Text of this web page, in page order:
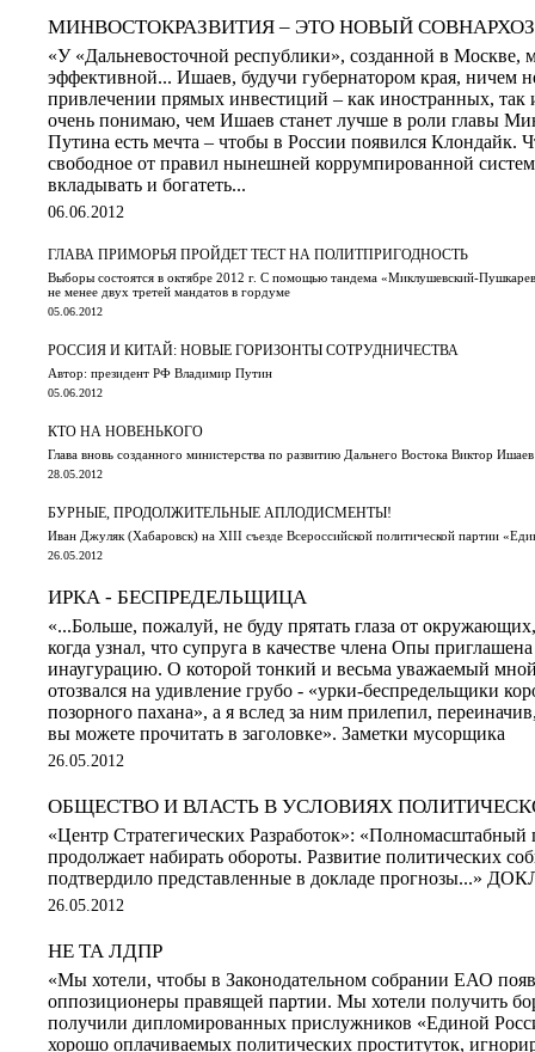
МИНВОСТОКРАЗВИТИЯ – ЭТО НОВЫЙ СОВНАРХОЗ
«У «Дальневосточной республики», созданной в Москве,
эффективной... Ишаев, будучи губернатором края, ничем
привлечении прямых инвестиций – как иностранных, так
очень понимаю, чем Ишаев станет лучше в роли главы
Путина есть мечта – чтобы в России появился Клондайк.
свободное от правил нынешней коррумпированной
вкладывать и богатеть...
06.06.2012
ГЛАВА ПРИМОРЬЯ ПРОЙДЕТ ТЕСТ НА ПОЛИТПРИГОДНОСТЬ
Выборы состоятся в октябре 2012 г. С помощью тандема «Миклушевский-
не менее двух третей мандатов в гордуме
05.06.2012
РОССИЯ И КИТАЙ: НОВЫЕ ГОРИЗОНТЫ СОТРУДНИЧЕСТВА
Автор: президент РФ Владимир Путин
05.06.2012
КТО НА НОВЕНЬКОГО
Глава вновь созданного министерства по развитию Дальнего Востока Виктор
28.05.2012
БУРНЫЕ, ПРОДОЛЖИТЕЛЬНЫЕ АПЛОДИСМЕНТЫ!
Иван Джуляк (Хабаровск) на XIII съезде Всероссийской политической партии
26.05.2012
ИРКА - БЕСПРЕДЕЛЬЩИЦА
«...Больше, пожалуй, не буду прятать глаза от
когда узнал, что супруга в качестве члена Опы
инаугурацию. О которой тонкий и весьма уважаемый
отозвался на удивление грубо - «урки-беспредельщики
позорного пахана», а я вслед за ним прилепил,
вы можете прочитать в заголовке». Заметки мусорщика
26.05.2012
ОБЩЕСТВО И ВЛАСТЬ В УСЛОВИЯХ
«Центр Стратегических Разработок»: «Полномасштабный
продолжает набирать обороты. Развитие политических
подтвердило представленные в докладе прогнозы...»
26.05.2012
НЕ ТА ЛДПР
«Мы хотели, чтобы в Законодательном собрании ЕАО
оппозиционеры правящей партии. Мы хотели получить
получили дипломированных прислужников «Единой
хорошо оплачиваемых политических проституток,